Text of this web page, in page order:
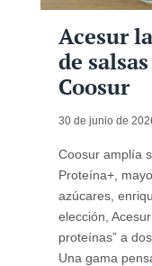
Acesur
de
Coosur
30 de junio de
Coosur amplía
Proteína+,
azúcares,
elección,
proteínas” a
Una gama